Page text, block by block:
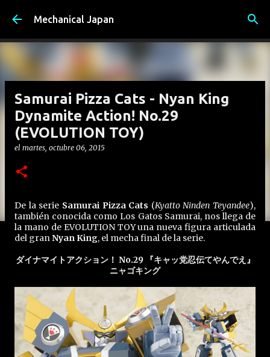
Ir al contenido principal
Mechanical Japan
Samurai Pizza Cats - Nyan King
Dynamite Action! No.29
(EVOLUTION TOY)
el martes, octubre 06, 2015
De la serie Samurai Pizza Cats (Kyatto Ninden Teyandee),
también conocida como Los Gatos Samurai, nos llega de
la mano de EVOLUTION TOY una nueva figura articulada
del granNyan King, el mecha final de la serie.
ダイナマイトアクション！ No.29 『キャッ党忍伝てやんでえ』
ニャゴキング